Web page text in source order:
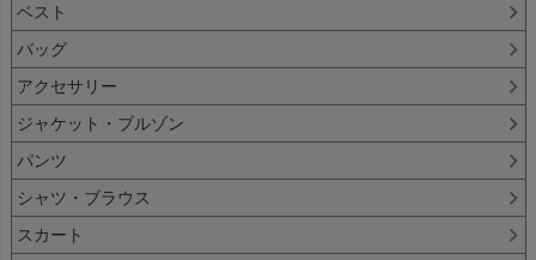
ベスト
バッグ
アクセサリー
ジャケット・ブルゾン
パンツ
シャツ・ブラウス
スカート